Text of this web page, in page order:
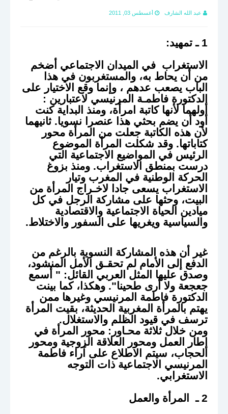
عبد الله الشارف أغسطس 03, 2011
1 ـ تمهيد:
الاستغراب في الميدان الاجتماعي أضخم
من أن يحاط به، والمستغربون في هذا
الباب يصعب عدهم ، وإنما وقع الاختيار على
الدكتورة فاطمـة المرنيسي لاعتبارين :
أولهما لأنها كاتبة امرأة، ومنذ البداية كنت
أود أن يضم بحثي هذا عنصرا نسويا. ثانيهما
لأن هذه الكاتبة جعلت من المرأة محور
كتاباتها. وقد شكلت المرأة الموضوع
الرئيس في المواضيع الاجتماعية التي
درست بمنطق الاستغراب. ومنذ بزوغ
الحركة الوطنية في المغرب وتيار
الاستغراب يسعى جادا لاخـراج المرأة من
البيت، وحثها على مشاركة الرجل في كل
ميادين الحياة الاجتماعية والاقتصادية
والسياسية ويغريها على السفور والاختلاط.
غير أن هذه المشاركة النسوية بالرغم من
الدفع إلى الأمام لم تحقـق الأمل المنشود،
وصدق عليها المثل العربي القائل: " أسمع
جعجعة ولا أرى طحينا". وهكذا، كما بينت
الدكتورة فاطمة المرنيسي وغيرها ممن
يهتم بالمرأة المغربية الحديثة، بقيت المرأة
ترسف في قيود الظلم والاستغلال.
ومن خلال ثلاثة محـاور: محور المرأة في
إطار العمل ومحور العلاقة الزوجية ومحور
الحجاب، سيتم الاطلاع على آراء فاطمة
المرنيسي الاجتماعية ذات التوجه
الاستغرابي.
2 ـ
المرأة والعمل